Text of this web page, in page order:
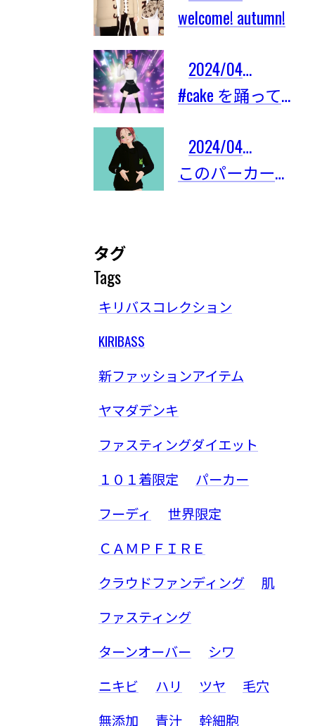
welcome! autumn!
2024/04/03
#cake を踊ってみたよ！
2024/04/03
このパーカーは限定101着しかないの！
タグ
Tags
キリバスコレクション
KIRIBASS
新ファッションアイテム
ヤマダデンキ
ファスティングダイエット
１０１着限定
パーカー
フーディ
世界限定
ＣＡＭＰＦＩＲＥ
クラウドファンディング
肌
ファスティング
ターンオーバー
シワ
ニキビ
ハリ ツヤ
毛穴
無添加
青汁 幹細胞